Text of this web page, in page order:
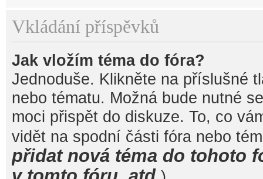
Vkládání příspěvků
Jak vložím téma do fóra?
Jednoduše. Klikněte na příslušné
nebo tématu. Možná bude nutné
moci přispět do diskuze. To, co
vidět na spodní části fóra nebo
přidat nová téma do tohoto